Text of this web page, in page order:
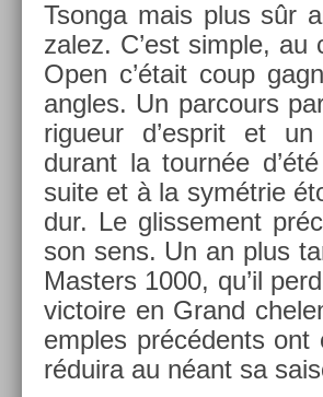
Tson­ga mais plus sûr
zalez. C’est sim­ple, au
Open c’était coup
an­gles. Un par­cours
rigueur d’esprit et
durant la tournée
suite et à la symétrie
dur. Le glis­se­ment
son sens. Un an plus
Mast­ers 1000, qu’il
vic­toire en Grand
em­ples précédents
réduira au néant sa